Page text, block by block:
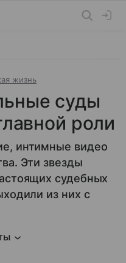
жизнь
суды
роли
интимные видео
Эти звезды
судебных
из них с